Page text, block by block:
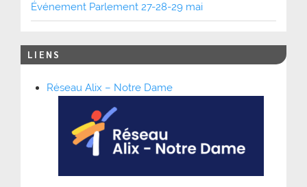
Événement Parlement 27-28-29 mai
LIENS
Réseau Alix – Notre Dame